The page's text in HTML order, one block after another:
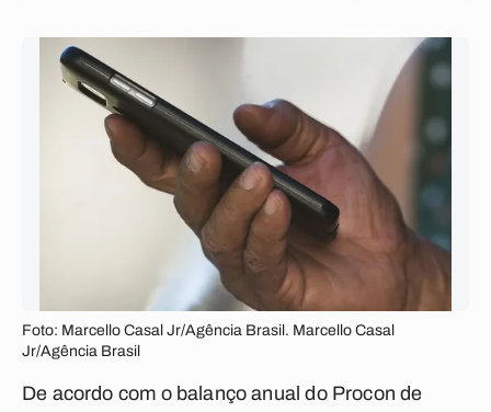
Foto: Marcello Casal Jr/Agência Brasil. Marcello Casal
Jr/Agência Brasil
De acordo com o balanço anual do Procon de